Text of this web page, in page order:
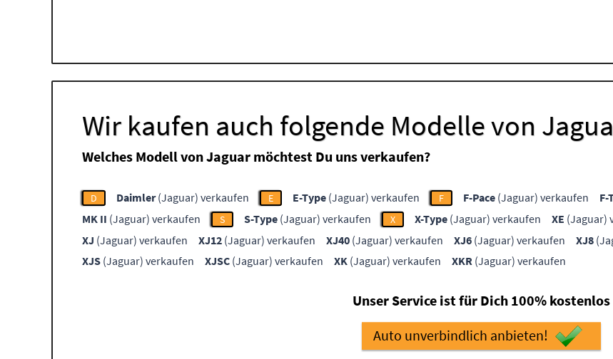
Wir kaufen auch folgende Modelle von
Welches Modell von Jaguar möchtest Du uns verkaufen?
D Daimler(Jaguar) verkaufen E E-Type (Jaguar) verkaufen F F-Pace (Jaguar) verkaufen F-
MK II (Jaguar) verkaufen S S-Type (Jaguar) verkaufen X X-Type (Jaguar) verkaufen XE (Jaguar)
XJ (Jaguar) verkaufen XJ12 (Jaguar) verkaufen XJ40 (Jaguar) verkaufen XJ6 (Jaguar) verkaufen XJ8
XJS (Jaguar) verkaufen XJSC (Jaguar) verkaufen XK (Jaguar) verkaufen XKR (Jaguar) verkaufen
Unser Service ist für Dich 100% kostenlos
Auto unverbindlich anbieten!